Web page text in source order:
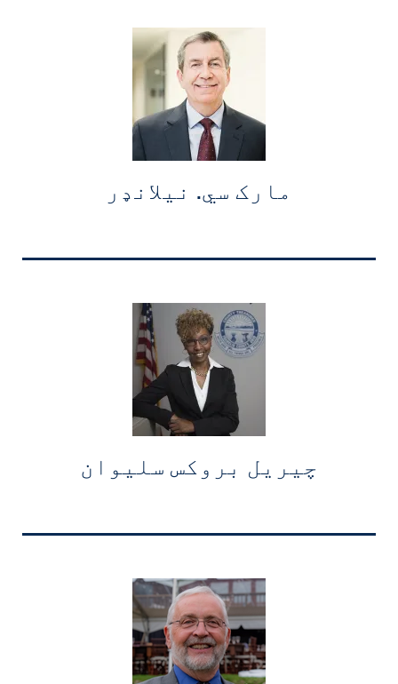
مارک سي. نیلانډر
چیریل بروکس سلیوان